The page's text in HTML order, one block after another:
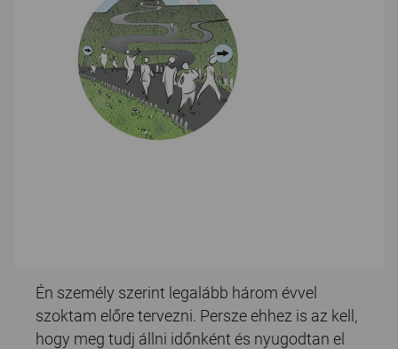
Én személy szerint legalább három évvel
szoktam előre tervezni. Persze ehhez is az kell,
hogy meg tudj állni időnként és nyugodtan el